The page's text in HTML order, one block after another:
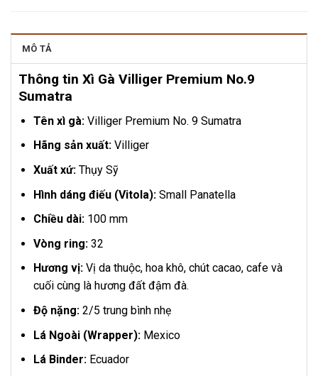
MÔ TẢ
Thông tin Xì Gà Villiger Premium No.9
Sumatra
Tên xì gà:Villiger Premium No. 9 Sumatra
Hãng sản xuất:Villiger
Xuất xứ:Thụy Sỹ
Hình dáng điếu (Vitola):Small Panatella
Chiều dài:100 mm
Vòng ring: 32
Hương vị: Vị da thuộc, hoa khô, chút cacao, cafe và
cuối cùng là hương đất đậm đà.
Độ nặng: 2/5 trung bình nhẹ
Lá Ngoài (Wrapper):Mexico
Lá Binder:Ecuador